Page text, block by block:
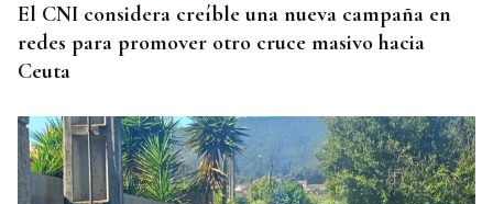
El CNI considera creíble una nueva campaña en
redes para promover otro cruce masivo hacia
Ceuta